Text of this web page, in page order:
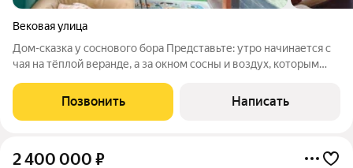
Вековая улица
Дом-сказка у соснового бора Представьте: утро начинается с
чая на тёплой веранде, а за окном сосны и воздух, которым
новая отделка внутри и снаружи всё электричество, вода,
канализация и газ
Позвонить Написать
2 400 000 ₽